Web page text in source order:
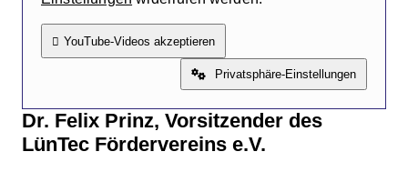
YouTube-Videos akzeptieren
Privatsphäre-Einstellungen
Dr. Felix Prinz, Vorsitzender des
LünTec Fördervereins e.V.